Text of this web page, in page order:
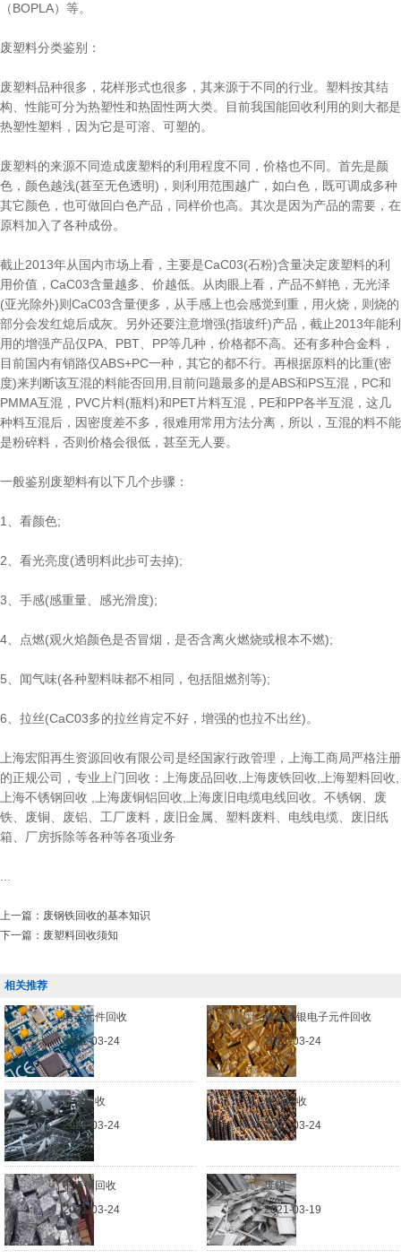
（BOPLA）等。
废塑料分类鉴别：
废塑料品种很多，花样形式也很多，其来源于不同的行业。塑料按其结
构、性能可分为热塑性和热固性两大类。目前我国能回收利用的则大都是
热塑性塑料，因为它是可溶、可塑的。
废塑料的来源不同造成废塑料的利用程度不同，价格也不同。首先是颜
色，颜色越浅(甚至无色透明)，则利用范围越广，如白色，既可调成多种
其它颜色，也可做回白色产品，同样价也高。其次是因为产品的需要，在
原料加入了各种成份。
截止2013年从国内市场上看，主要是CaC03(石粉)含量决定废塑料的利
用价值，CaC03含量越多、价越低。从肉眼上看，产品不鲜艳，无光泽
(亚光除外)则CaC03含量便多，从手感上也会感觉到重，用火烧，则烧的
部分会发红熄后成灰。另外还要注意增强(指玻纤)产品，截止2013年能利
用的增强产品仅PA、PBT、PP等几种，价格都不高。还有多种合金料，
目前国内有销路仅ABS+PC一种，其它的都不行。再根据原料的比重(密
度)来判断该互混的料能否回用,目前问题最多的是ABS和PS互混，PC和
PMMA互混，PVC片料(瓶料)和PET片料互混，PE和PP各半互混，这几
种料互混后，因密度差不多，很难用常用方法分离，所以，互混的料不能
是粉碎料，否则价格会很低，甚至无人要。
一般鉴别废塑料有以下几个步骤：
1、看颜色;
2、看光亮度(透明料此步可去掉);
3、手感(感重量、感光滑度);
4、点燃(观火焰颜色是否冒烟，是否含离火燃烧或根本不燃);
5、闻气味(各种塑料味都不相同，包括阻燃剂等);
6、拉丝(CaC03多的拉丝肯定不好，增强的也拉不出丝)。
上海宏阳再生资源回收有限公司是经国家行政管理，上海工商局严格注册
的正规公司，专业上门回收：上海废品回收,上海废铁回收,上海塑料回收,
上海不锈钢回收 ,上海废铜铝回收,上海废旧电缆电线回收。不锈钢、废
铁、废铜、废铝、工厂废料，废旧金属、塑料废料、电线电缆、废旧纸
箱、厂房拆除等各种等各项业务
上一篇： 废钢铁回收的基本知识
下一篇： 废塑料回收须知
相关推荐
电子元件回收
2021-03-24
镀金镀银电子元件回收
2021-03-24
废铁回收
2021-03-24
钢筋回收
2021-03-24
不锈钢回收
2021-03-24
废铝
2021-03-19